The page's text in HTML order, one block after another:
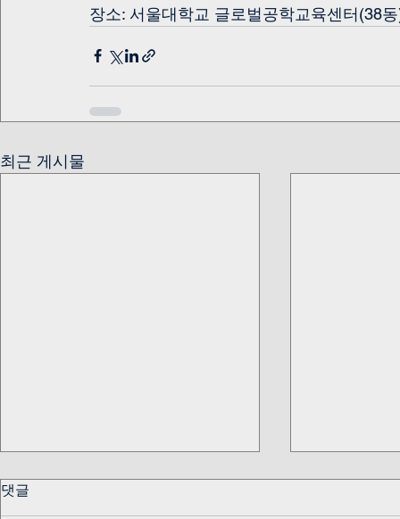
장소: 서울대학교 글로벌공학교육센터(38
최근 게시물
댓글